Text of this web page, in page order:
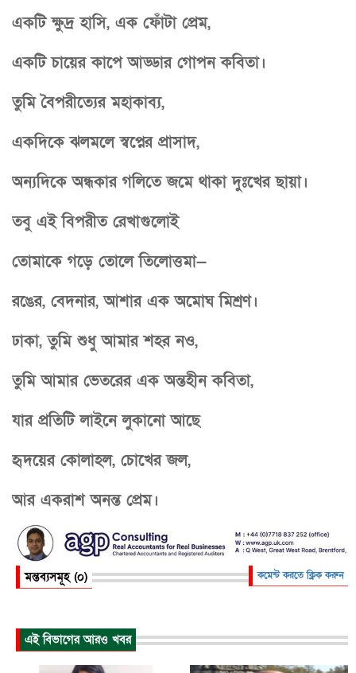
একটি ক্ষুদ্র হাসি, এক ফোঁটা প্রেম,
একটি চায়ের কাপে আড্ডার গোপন কবিতা।
তুমি বৈপরীত্যের মহাকাব্য,
একদিকে ঝলমলে স্বপ্নের প্রাসাদ,
অন্যদিকে অন্ধকার গলিতে জমে থাকা দুঃখের ছায়া।
তবু এই বিপরীত রেখাগুলোই
তোমাকে গড়ে তোলে তিলোত্তমা—
রঙের, বেদনার, আশার এক অমোঘ মিশ্রণ।
ঢাকা, তুমি শুধু আমার শহর নও,
তুমি আমার ভেতরের এক অন্তহীন কবিতা,
যার প্রতিটি লাইনে লুকানো আছে
হৃদয়ের কোলাহল, চোখের জল,
আর একরাশ অনন্ত প্রেম।
মন্তব্যসমূহ (০) কমেন্ট করতে ক্লিক করুন
এই বিভাগের আরও খবর